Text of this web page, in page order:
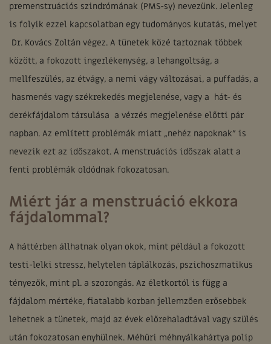
premenstruációs szindrómának (PMS-sy) nevezünk. Jelenleg
is folyik ezzel kapcsolatban egy tudományos kutatás, melyet
Dr. Kovács Zoltán végez. A tünetek közé tartoznak többek
között, a fokozott ingerlékenység, a lehangoltság, a
mellfeszülés, az étvágy, a nemi vágy változásai, a puffadás, a
hasmenés vagy székrekedés megjelenése, vagy a hát- és
derékfájdalom társulása a vérzés megjelenése előtti pár
napban. Az említett problémák miatt „nehéz napoknak” is
nevezik ezt az időszakot. A menstruációs időszak alatt a
fenti problémák oldódnak fokozatosan.
Miért jár a menstruáció ekkora
fájdalommal?
A háttérben állhatnak olyan okok, mint például a fokozott
testi-lelki stressz, helytelen táplálkozás, pszichoszmatikus
tényezők, mint pl. a szorongás. Az életkortól is függ a
fájdalom mértéke, fiatalabb korban jellemzően erősebbek
lehetnek a tünetek, majd az évek előrehaladtával vagy szülés
után fokozatosan enyhülnek. Méhűri méhnyálkahártya polip